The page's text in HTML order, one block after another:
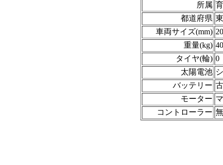
所属
都道府県
車両サイズ(mm)
重量(kg) 40
タイヤ(輪) 0
太陽電池
バッテリー
モーター
コントローラー 無